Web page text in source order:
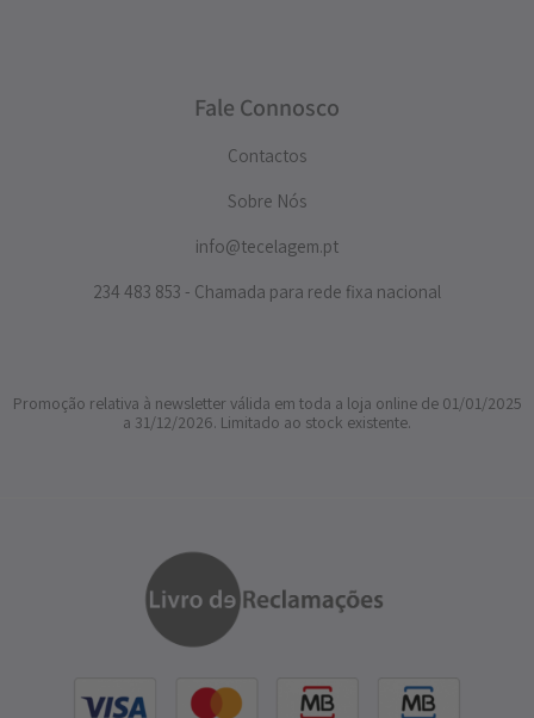
Fale Connosco
Contactos
Sobre Nós
info@tecelagem.pt
234 483 853 - Chamada para rede fixa nacional
Promoção relativa à newsletter válida em toda a loja online de 01/01/2025
a 31/12/2026. Limitado ao stock existente.